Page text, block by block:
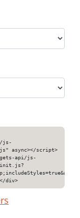
js-
async></script>
api/js-
init.js?
div>